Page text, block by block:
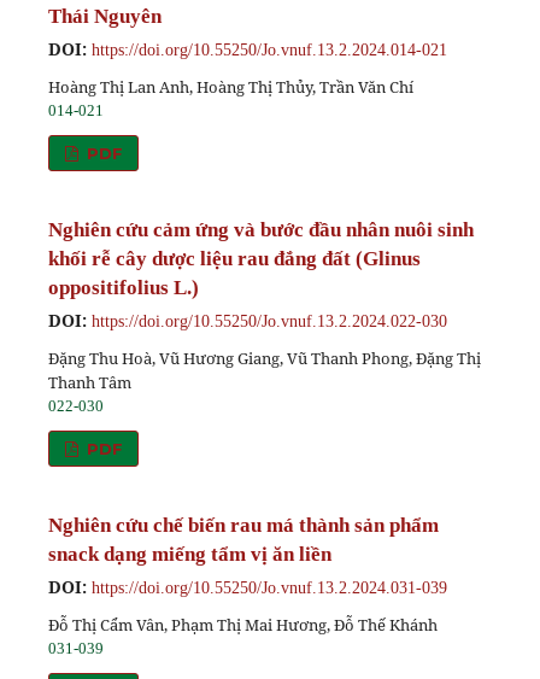
Thái Nguyên
DOI: https://doi.org/10.55250/Jo.vnuf.13.2.2024.014-021
Hoàng Thị Lan Anh, Hoàng Thị Thủy, Trần Văn Chí
014-021
PDF
Nghiên cứu cảm ứng và bước đầu nhân nuôi sinh
khối rễ cây dược liệu rau đắng đất (Glinus
oppositifolius L.)
DOI: https://doi.org/10.55250/Jo.vnuf.13.2.2024.022-030
Đặng Thu Hoà, Vũ Hương Giang, Vũ Thanh Phong, Đặng Thị
Thanh Tâm
022-030
PDF
Nghiên cứu chế biến rau má thành sản phẩm
snack dạng miếng tẩm vị ăn liền
DOI: https://doi.org/10.55250/Jo.vnuf.13.2.2024.031-039
Đỗ Thị Cẩm Vân, Phạm Thị Mai Hương, Đỗ Thế Khánh
031-039